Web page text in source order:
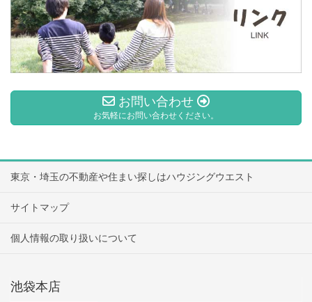
お問い合わせ
お気軽にお問い合わせください。
東京・埼玉の不動産や住まい探しはハウジングウエスト
サイトマップ
個人情報の取り扱いについて
池袋本店